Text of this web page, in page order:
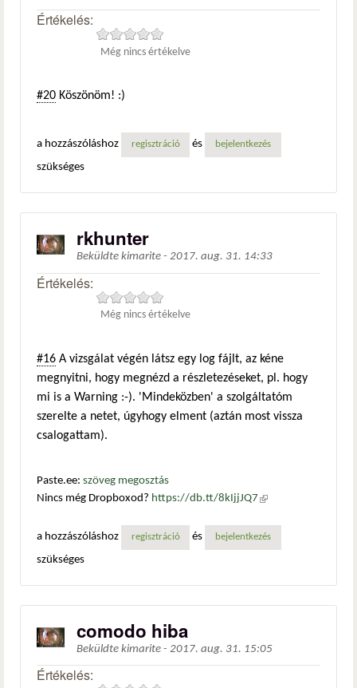
Értékelés:
Még nincs értékelve
#20 Köszönöm! :)
a hozzászóláshoz regisztráció és bejelentkezés
szükséges
rkhunter
Beküldte kimarite - 2017. aug. 31. 14:33
Értékelés:
Még nincs értékelve
#16 A vizsgálat végén látsz egy log fájlt, az kéne
megnyitni, hogy megnézd a részletezéseket, pl. hogy
mi is a Warning :-). 'Mindeközben' a szolgáltatóm
szerelte a netet, úgyhogy elment (aztán most vissza
csalogattam).
Paste.ee: szöveg megosztás
Nincs még Dropboxod? https://db.tt/8kIjjJQ7 (külső
a hozzászóláshoz
regisztráció és bejelentkezés
szükséges
comodo hiba
Beküldte kimarite - 2017. aug. 31. 15:05
Értékelés: